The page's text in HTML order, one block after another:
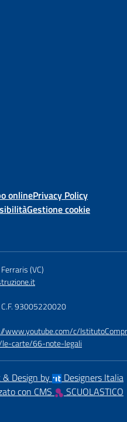
onlinePrivacy Policy
Gestione cookie
(VC)
93005220020
www.youtube.com/c/
carte/66-note-legali
& Design by
Designers Italia
con CMS
SCUOLASTICO